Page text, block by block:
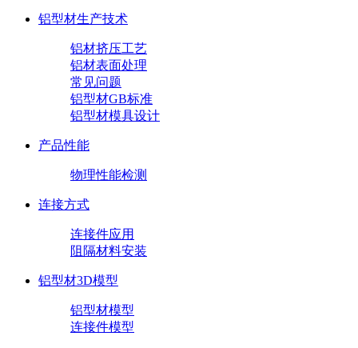
铝型材生产技术
铝材挤压工艺
铝材表面处理
常见问题
铝型材GB标准
铝型材模具设计
产品性能
物理性能检测
连接方式
连接件应用
阻隔材料安装
铝型材3D模型
铝型材模型
连接件模型